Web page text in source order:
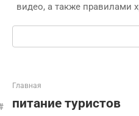
видео, а также правилами
Поиск:
Главная
питание туристов